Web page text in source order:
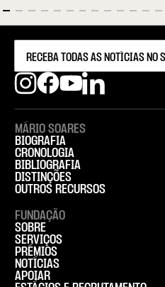
MÁRIO SOARES
BIOGRAFIA
CRONOLOGIA
BIBLIOGRAFIA
DISTINÇÕES
OUTROS RECURSOS
FUNDAÇÃO
SOBRE
SERVIÇOS
PRÉMIOS
NOTÍCIAS
APOIAR